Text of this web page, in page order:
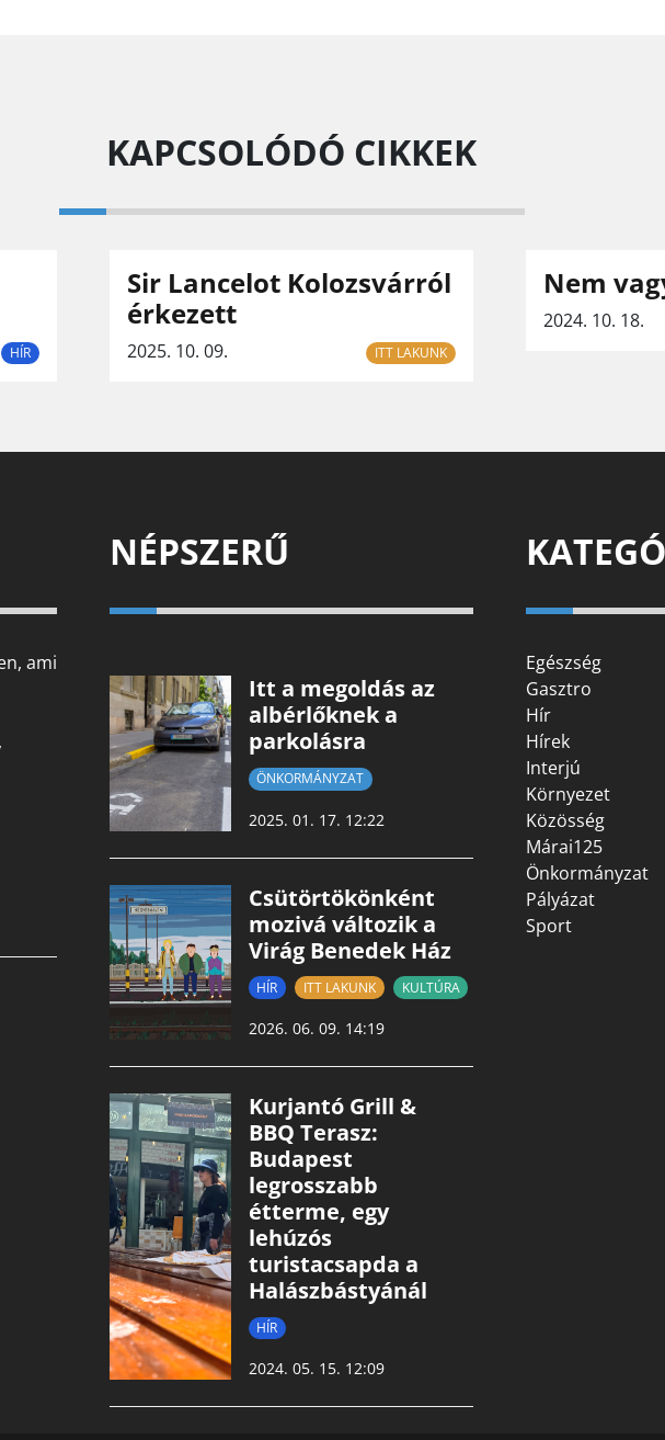
KAPCSOLÓDÓ CIKKEK
HÍR
Sir Lancelot Kolozsvárról
érkezett
2025. 10. 09. ITT LAKUNK
Nem
2024. 10. 18.
ami
NÉPSZERŰ
Itt a megoldás az
albérlőknek a
parkolásra
ÖNKORMÁNYZAT
2025. 01. 17. 12:22
Csütörtökönként
mozivá változik a
Virág Benedek Ház
HÍR ITT LAKUNK KULTÚRA
2026. 06. 09. 14:19
Kurjantó Grill &
BBQ Terasz:
Budapest
legrosszabb
étterme, egy
lehúzós
turistacsapda a
Halászbástyánál
HÍR
2024. 05. 15. 12:09
Egészség
Gasztro
Hír
Hírek
Interjú
Környezet
Közösség
Márai125
Önkormányzat
Pályázat
Sport